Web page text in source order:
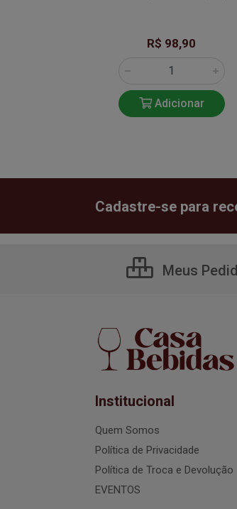
R$ 98,90
Adicionar
Cadastre-se para
Meus
Institucional
Quem Somos
Política de Privacidade
Política de Troca e Devolução
EVENTOS